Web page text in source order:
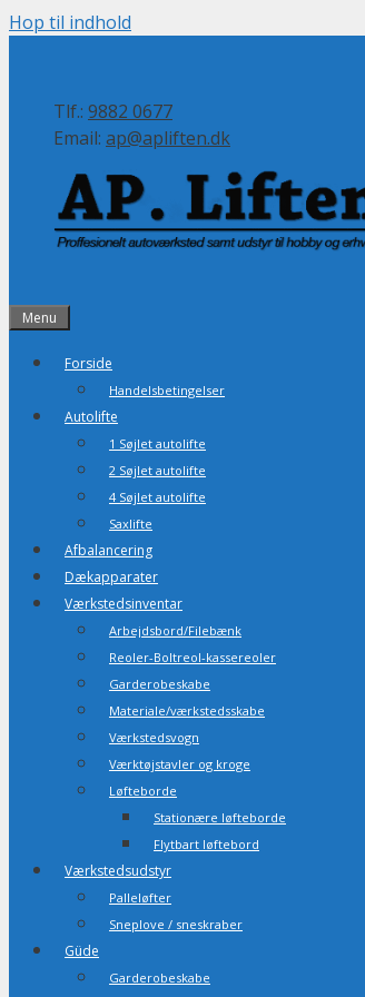
Hop til indhold
Tlf.: 9882 0677
Email: ap@apliften.dk
Menu
Forside
Handelsbetingelser
Autolifte
1 Søjlet autolifte
2 Søjlet autolifte
4 Søjlet autolifte
Saxlifte
Afbalancering
Dækapparater
Værkstedsinventar
Arbejdsbord/Filebænk
Reoler-Boltreol-kassereoler
Garderobeskabe
Materiale/værkstedsskabe
Værkstedsvogn
Værktøjstavler og kroge
Løfteborde
Stationære løfteborde
Flytbart løftebord
Værkstedsudstyr
Palleløfter
Sneplove / sneskraber
Güde
Garderobeskabe